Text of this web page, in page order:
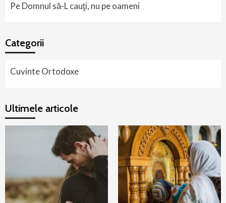
Pe Domnul să-L cauţi, nu pe oameni
Categorii
Cuvinte Ortodoxe
Ultimele articole